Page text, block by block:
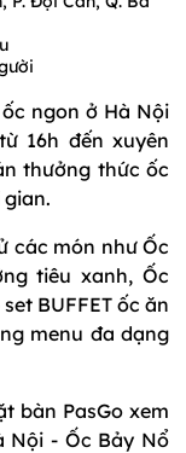
ngon ở Hà Nội
16h đến xuyên
thưởng thức ốc
các món như Ốc
tiêu xanh, Ốc
BUFFET ốc ăn
menu đa dạng
bàn PasGo xem
Nội - Ốc Bảy Nổ